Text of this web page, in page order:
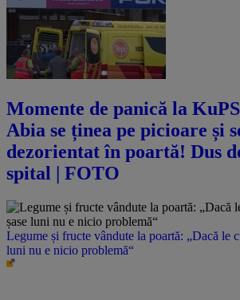
Momente de panică la
Abia se ținea pe picioare și
dezorientat în poartă! Dus
spital | FOTO
Legume și fructe vândute la poartă: „Dacă le
luni nu e nicio problemă“